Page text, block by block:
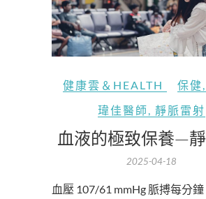
健康雲＆HEALTH 保健,
瑋佳醫師, 靜脈雷射
血液的極致保養—
2025-04-18
血壓 107/61 mmHg 脈搏每分